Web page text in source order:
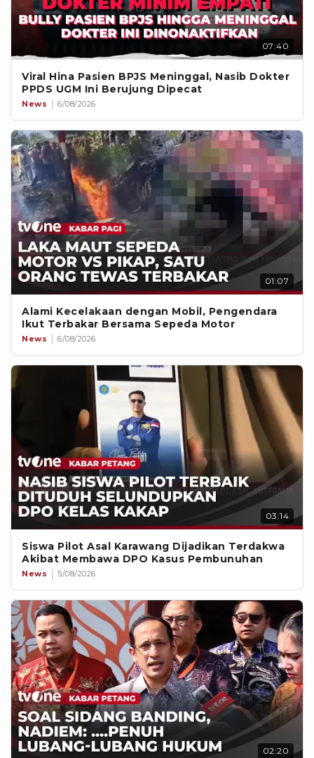
07:40
Viral Hina Pasien BPJS Meninggal, Nasib Dokter
PPDS UGM Ini Berujung Dipecat
News 6/08/2026
01:07
Alami Kecelakaan dengan Mobil, Pengendara
Ikut Terbakar Bersama Sepeda Motor
News 6/08/2026
03:14
Siswa Pilot Asal Karawang Dijadikan Terdakwa
Akibat Membawa DPO Kasus Pembunuhan
News 5/08/2026
02:20